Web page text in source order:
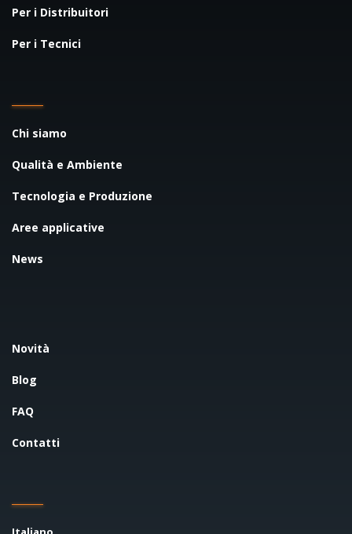
Per i Distribuitori
Per i Tecnici
Chi siamo
Qualità e Ambiente
Tecnologia e Produzione
Aree applicative
News
Novità
Blog
FAQ
Contatti